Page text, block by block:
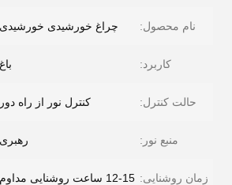
نام محصول: چراغ خورشیدی خورشیدی
کاربرد: باغ
حالت کنترل: کنترل نور از راه دور
منبع نور: رهبری
زمان روشنایی: 12-15 ساعت روشنایی مداوم